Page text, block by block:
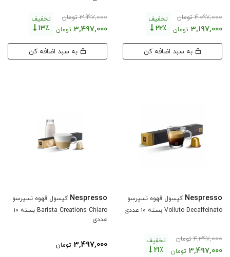
4,097,000 تومان
3,197,000 تومان
تخفیف
22٪
3,997,000 تومان
3,497,000 تومان
تخفیف
13٪
Nespresso کپسول قهوه نسپرسو
Volluto Decaffeinato بسته ۱۰ عددی
4,397,000 تومان
3,497,000 تومان
تخفیف
21٪
Nespresso کپسول قهوه نسپرسو
Barista Creations Chiaro بسته ۱۰
عددی
3,497,000 تومان